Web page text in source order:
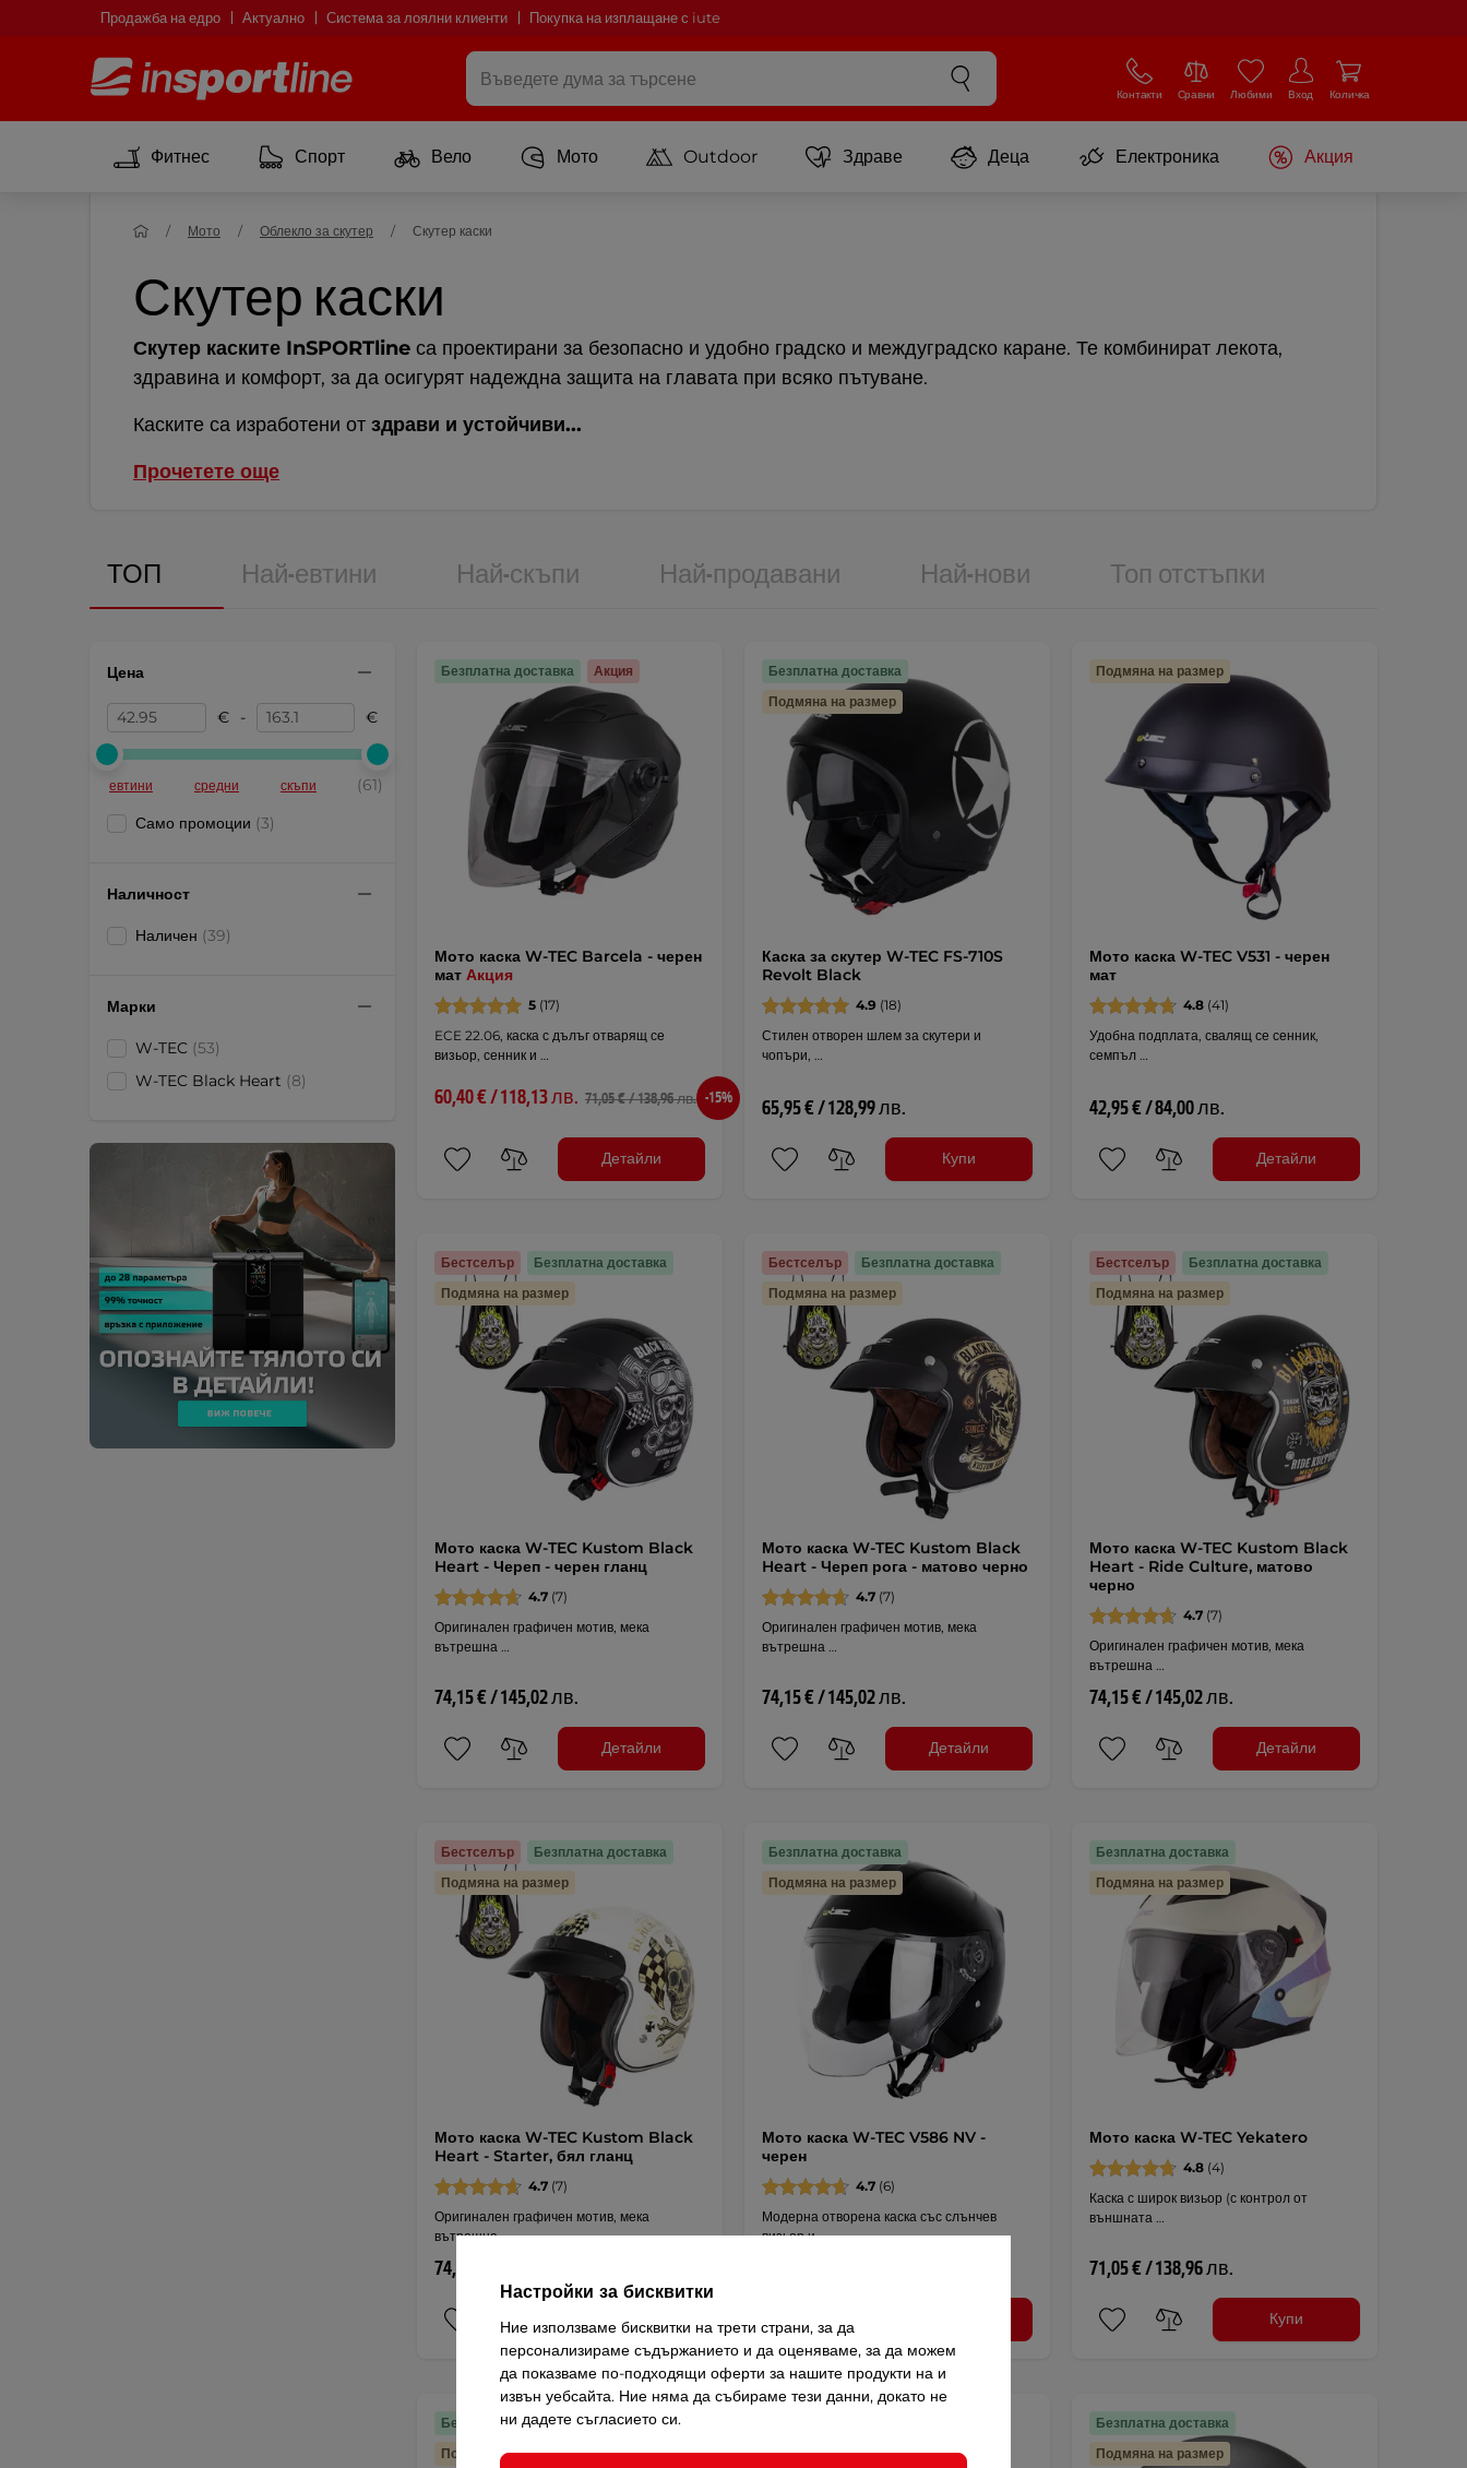
Продажба на едро Актуално Система за лоялни клиенти Покупка на изплащане с iute
Контакти Сравни Любими Вход Количка
Фитнес Спорт Вело Мото Outdoor Здраве Деца Електроника Акция
Скутер каски
Скутер каските InSPORTline са проектирани за безопасно и удобно градско и междуградско каране. Те комбинират лекота,
здравина и комфорт, за да осигурят надеждна защита на главата при всяко пътуване.
Каските са изработени от здрави и устойчиви...
Прочетете още
Мото Облекло за скутер Скутер каски
ТОП Най-евтини Най-скъпи Най-продавани Най-нови Топ отстъпки
Цена
€ - €
евтини средни скъпи
(61)
Само промоции (3)
Наличност
Наличен (39)
Марки
W-TEC (53)
W-TEC Black Heart (8)
Безплатна доставка Акция
Мото каска W-TEC Barcela - черен
мат Акция
5 (17)
ECE 22.06, каска с дълъг отварящ се
визьор, сенник и …
60,40 € / 118,13 лв. 71,05 € / 138,96 лв. -15%
Детайли
Безплатна доставка
Подмяна на размер
Каска за скутер W-TEC FS-710S
Revolt Black
4.9 (18)
Стилен отворен шлем за скутери и
чопъри, …
65,95 € / 128,99 лв.
Купи
Подмяна на размер
Мото каска W-TEC V531 - черен
мат
4.8(41)
Удобна подплата, свалящ се сенник,
семпъл …
42,95 € / 84,00 лв.
Детайли
Бестселър
Безплатна доставка
Подмяна на размер
Мото каска W-TEC Kustom Black
Heart - Череп - черен гланц
4.7 (7)
Оригинален графичен мотив, мека
вътрешна …
74,15 € / 145,02 лв.
Детайли
Бестселър
Безплатна доставка
Подмяна на размер
Мото каска W-TEC Kustom Black
Heart - Череп рога - матово черно
4.7(7)
Оригинален графичен мотив, мека
вътрешна …
74,15 € / 145,02 лв.
Детайли
Бестселър
Безплатна доставка
Подмяна на размер
Мото каска W-TEC Kustom Black
Heart - Ride Culture, матово
черно
4.7(7)
Оригинален графичен мотив, мека
вътрешна …
74,15 € / 145,02 лв.
Детайли
Бестселър
Безплатна доставка
Подмяна на размер
Мото каска W-TEC Kustom Black
Heart - Starter, бял гланц
4.7 (7)
Оригинален графичен мотив, мека
вътрешна …
74,15 € / 145,02 лв.
Детайли
Безплатна доставка
Подмяна на размер
Мото каска W-TEC V586 NV -
черен
4.7(6)
Модерна отворена каска със слънчев
визьор и …
Безплатна доставка
Подмяна на размер
Мото каска W-TEC Yekatero
4.8(4)
Каска с широк визьор (с контрол от
външната …
71,05 € / 138,96 лв.
Купи
Безплатна доставка
Подмяна на размер
Подмяна на размер
Безплатна доставка
Подмяна на размер
Настройки за бисквитки
Ние използваме бисквитки на трети страни, за да
персонализираме съдържанието и да оценяваме, за да можем
да показваме по-подходящи оферти за нашите продукти на и
извън уебсайта. Ние няма да събираме тези данни, докато не
ни дадете съгласието си.